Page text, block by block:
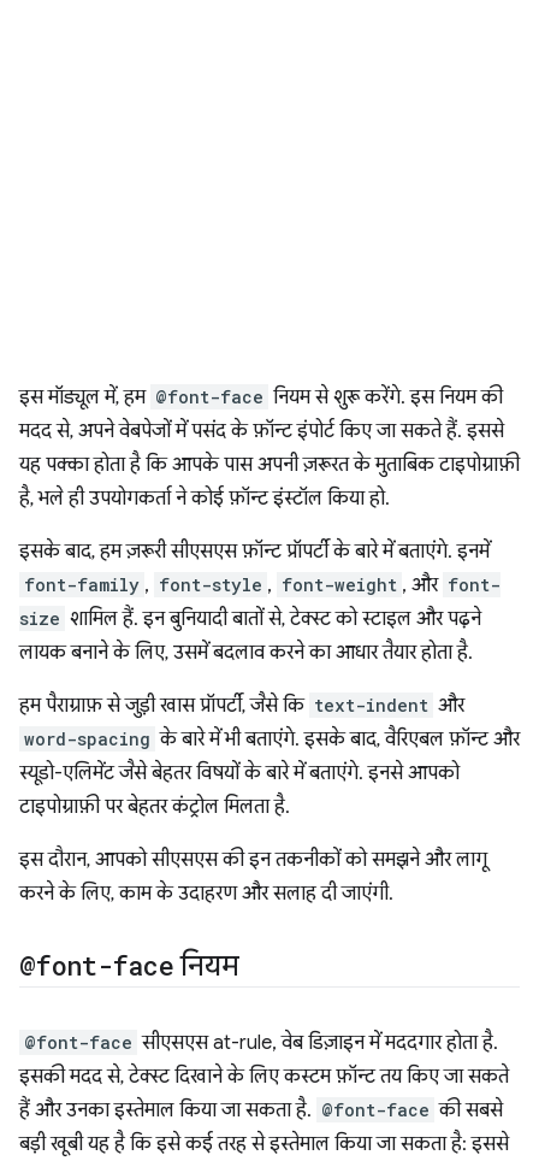
इस मॉड्यूल में, हम @font-face नियम से शुरू करेंगे. इस नियम की
मदद से, अपने वेबपेजों में पसंद के फ़ॉन्ट इंपोर्ट किए जा सकते हैं. इससे
यह पक्का होता है कि आपके पास अपनी ज़रूरत के मुताबिक टाइपोग्राफ़ी
है, भले ही उपयोगकर्ता ने कोई फ़ॉन्ट इंस्टॉल किया हो.
इसके बाद, हम ज़रूरी सीएसएस फ़ॉन्ट प्रॉपर्टी के बारे में बताएंगे. इनमें
font-family , font-style , font-weight , और font-
size शामिल हैं. इन बुनियादी बातों से, टेक्स्ट को स्टाइल और पढ़ने
लायक बनाने के लिए, उसमें बदलाव करने का आधार तैयार होता है.
हम पैराग्राफ़ से जुड़ी खास प्रॉपर्टी, जैसे कि text-indent और
word-spacing के बारे में भी बताएंगे. इसके बाद, वैरिएबल फ़ॉन्ट और
स्यूडो-एलिमेंट जैसे बेहतर विषयों के बारे में बताएंगे. इनसे आपको
टाइपोग्राफ़ी पर बेहतर कंट्रोल मिलता है.
इस दौरान, आपको सीएसएस की इन तकनीकों को समझने और लागू
करने के लिए, काम के उदाहरण और सलाह दी जाएंगी.
@font-faceनियम
@font-face सीएसएस at-rule, वेब डिज़ाइन में मददगार होता है.
इसकी मदद से, टेक्स्ट दिखाने के लिए कस्टम फ़ॉन्ट तय किए जा सकते
हैं और उनका इस्तेमाल किया जा सकता है. @font-face की सबसे
बड़ी खूबी यह है कि इसे कई तरह से इस्तेमाल किया जा सकता है: इससे